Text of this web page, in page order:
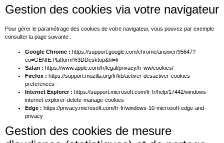
Gestion des cookies via votre navigateur
Pour gérer le paramétrage des cookies de votre navigateur, vous pouvez par exemple
consulter la page suivante :
Google Chrome : https://support.google.com/chrome/answer/95647?
co=GENIE.Platform%3DDesktop&hl=fr
Safari : https://www.apple.com/fr/legal/privacy/fr-ww/cookies/
Firefox : https://support.mozilla.org/fr/kb/activer-desactiver-cookies-
preferences –
Internet Explorer : https://support.microsoft.com/fr-fr/help/17442/windows-
internet-explorer-delete-manage-cookies
Edge : https://privacy.microsoft.com/fr-fr/windows-10-microsoft-edge-and-
privacy
Gestion des cookies de mesure